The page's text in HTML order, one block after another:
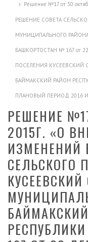
Решение №17 от 30
РЕШЕНИЕ СОВЕТА
МУНИЦИПАЛЬНОГО
БАШКОРТОСТАН № 167 от
ПОСЕЛЕНИЯ КУСЕЕВСКИЙ
БАЙМАКСКИЙ РАЙОН
ПЛАНОВЫЙ ПЕРИОД 2016
РЕШЕНИЕ
2015Г. «О
ИЗМЕНЕНИЙ
СЕЛЬСКОГО